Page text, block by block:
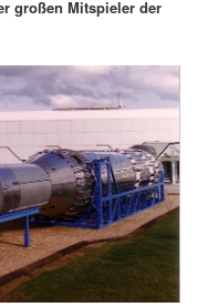
großen Mitspieler der